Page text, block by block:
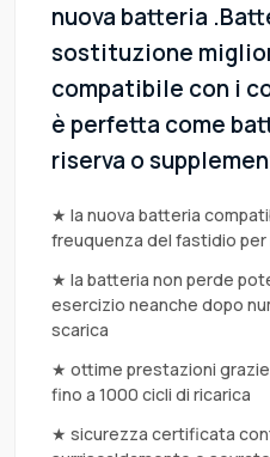
nuova batteria
sostituzione
compatibile con i
è perfetta come
riserva o
★ la nuova batteria
freuquenza del fastidio per
★ la batteria non perde
esercizio neanche dopo
scarica
★ ottime prestazioni
fino a 1000 cicli di ricarica
★ sicurezza certificata